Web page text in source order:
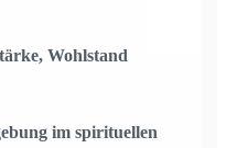
Wohlstand
im spirituellen